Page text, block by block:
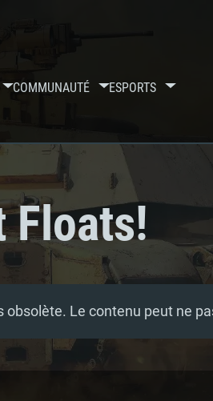
COMMUNAUTÉ ESPORTS
Floats!
Le contenu peut ne